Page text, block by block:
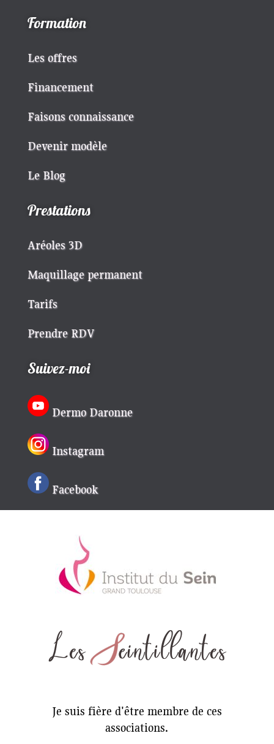
Formation
Les offres
Financement
Faisons connaissance
Devenir modèle
Le Blog
Prestations
Aréoles 3D
Maquillage permanent
Tarifs
Prendre RDV
Suivez-moi
Dermo Daronne
Instagram
Facebook
Je suis fière d'être membre de ces
associations.